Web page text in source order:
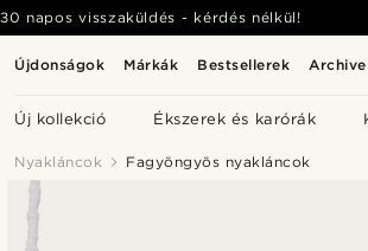
Újdonságok Márkák Bestsellerek
Új kollekció Ékszerek és karórák
30 napos visszaküldés - kérdés nélkül!
Nyakláncok Fagyöngyös nyakláncok